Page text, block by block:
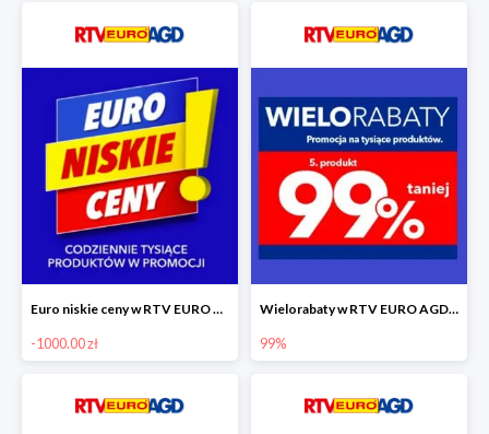
Euro niskie ceny w RTV EURO AGD do -1000 zł
-1000.00 zł
Wielorabaty w RTV EURO AGD - piąty produkt -99%
99%